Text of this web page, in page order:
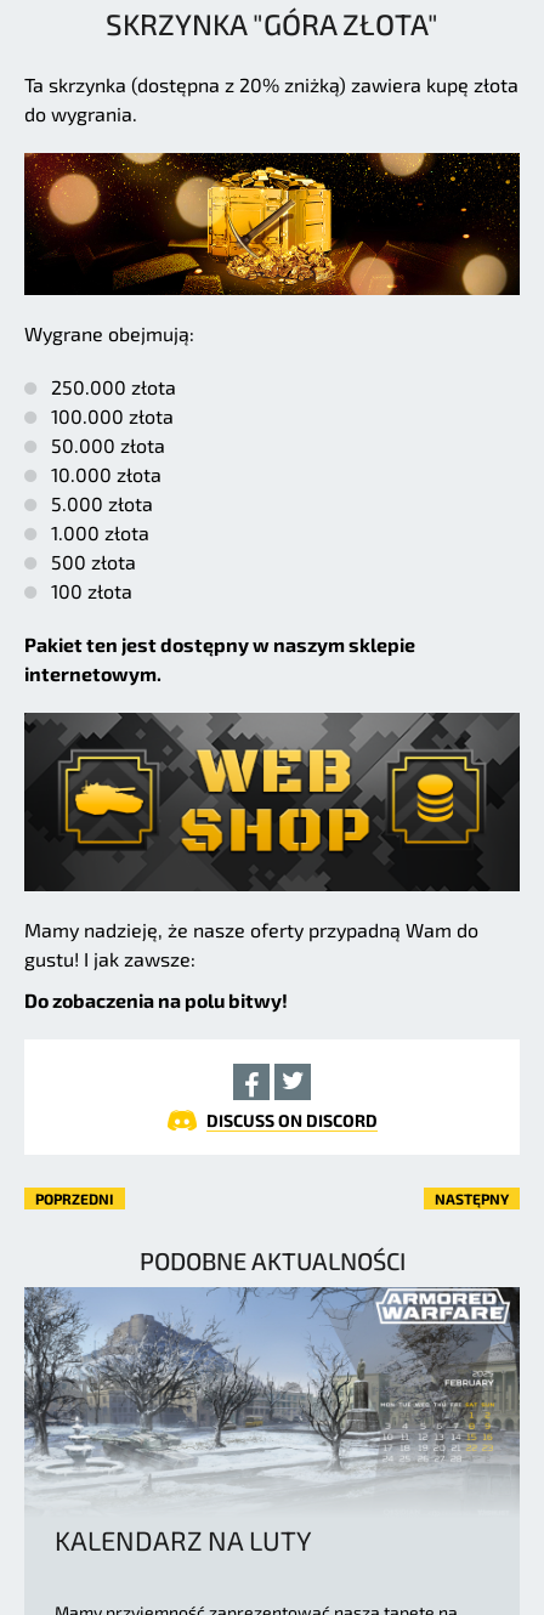
SKRZYNKA "GÓRA ZŁOTA"
Ta skrzynka (dostępna z 20% zniżką) zawiera kupę złota
do wygrania.
Wygrane obejmują:
250.000 złota
100.000 złota
50.000 złota
10.000 złota
5.000 złota
1.000 złota
500 złota
100 złota
Pakiet ten jest dostępny w naszym sklepie
internetowym.
Mamy nadzieję, że nasze oferty przypadną Wam do
gustu! I jak zawsze:
Do zobaczenia na polu bitwy!
DISCUSS ON DISCORD
POPRZEDNI NASTĘPNY
PODOBNE AKTUALNOŚCI
KALENDARZ NA LUTY